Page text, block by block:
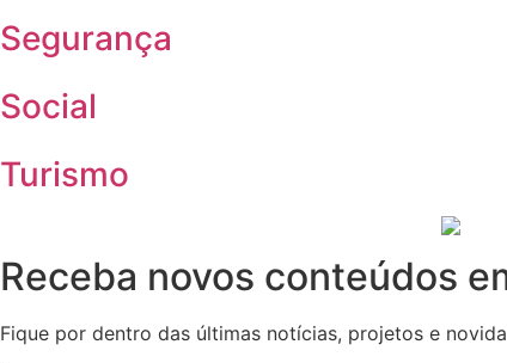
Segurança
Social
Turismo
Receba novos conteúdos
Fique por dentro das últimas notícias, projetos e